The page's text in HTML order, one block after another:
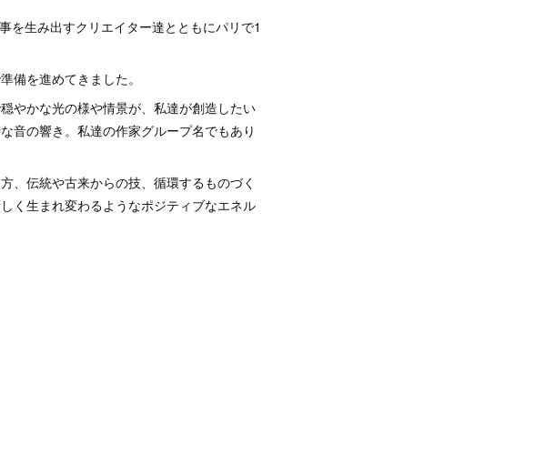
を生み出すクリエイター達とともにパリで1
備を進めてきました。
やかな光の様や情景が、私達が創造したい
音の響き。私達の作家グループ名でもあり
、伝統や古来からの技、循環するものづく
く生まれ変わるようなポジティブなエネル